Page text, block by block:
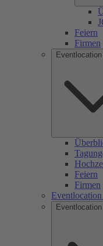
Feiern
Firmen
Feiern
Firmen